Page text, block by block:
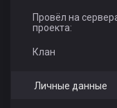
Провёл на
проекта:
Клан
Личные данные